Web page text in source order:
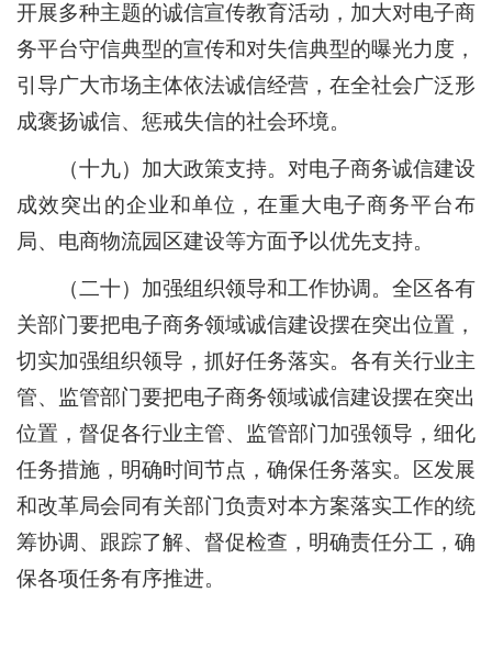
开展多种主题的诚信宣传教育活动，加大对电子商
务平台守信典型的宣传和对失信典型的曝光力度，
引导广大市场主体依法诚信经营，在全社会广泛形
成褒扬诚信、惩戒失信的社会环境。
（十九）加大政策支持。 对电子商务诚信建设
成效突出的企业和单位，在重大电子商务平台布
局、电商物流园区建设等方面予以优先支持。
（二十）加强组织领导和工作协调。 全区各有
关部门要把电子商务领域诚信建设摆在突出位置，
切实加强组织领导，抓好任务落实。各有关行业主
管、监管部门要把电子商务领域诚信建设摆在突出
位置，督促各行业主管、监管部门加强领导，细化
任务措施，明确时间节点，确保任务落实。区发展
和改革局会同有关部门负责对本方案落实工作的统
筹协调、跟踪了解、督促检查，明确责任分工，确
保各项任务有序推进。